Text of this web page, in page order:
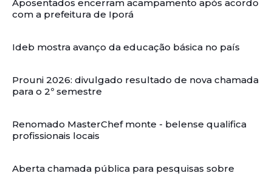
Aposentados encerram acampamento após acordo
com a prefeitura de Iporá
Ideb mostra avanço da educação básica no país
Prouni 2026: divulgado resultado de nova chamada
para o 2º semestre
Renomado MasterChef monte - belense qualifica
profissionais locais
Aberta chamada pública para pesquisas sobre